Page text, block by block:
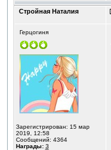
Стройная Наталия
Герцогиня
Зарегистрирован: 15 мар
2019, 12:58
Сообщений: 4364
Награды: 3